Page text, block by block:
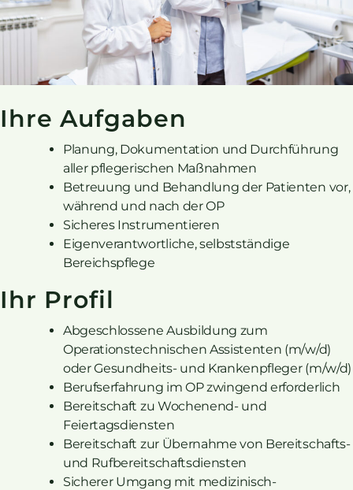
Ihre Aufgaben
Planung, Dokumentation und Durchführung
aller pflegerischen Maßnahmen
Betreuung und Behandlung der Patienten vor,
während und nach der OP
Sicheres Instrumentieren
Eigenverantwortliche, selbstständige
Bereichspflege
Ihr Profil
Abgeschlossene Ausbildung zum
Operationstechnischen Assistenten (m/w/d)
oder Gesundheits- und Krankenpfleger (m/w/d)
Berufserfahrung im OP zwingend erforderlich
Bereitschaft zu Wochenend- und
Feiertagsdiensten
Bereitschaft zur Übernahme von Bereitschafts-
und Rufbereitschaftsdiensten
Sicherer Umgang mit medizinisch-